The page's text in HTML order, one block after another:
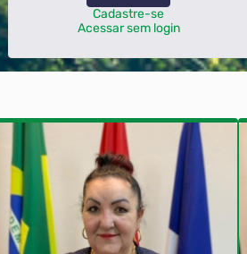
Cadastre-se
Acessar sem login